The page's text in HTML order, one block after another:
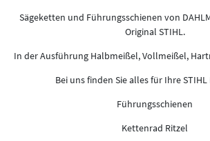
Sägeketten und Führungsschienen von
Original STIHL.
In der Ausführung Halbmeißel, Vollmeißel,
Bei uns finden Sie alles für Ihre
Führungsschienen
Kettenrad Ritzel